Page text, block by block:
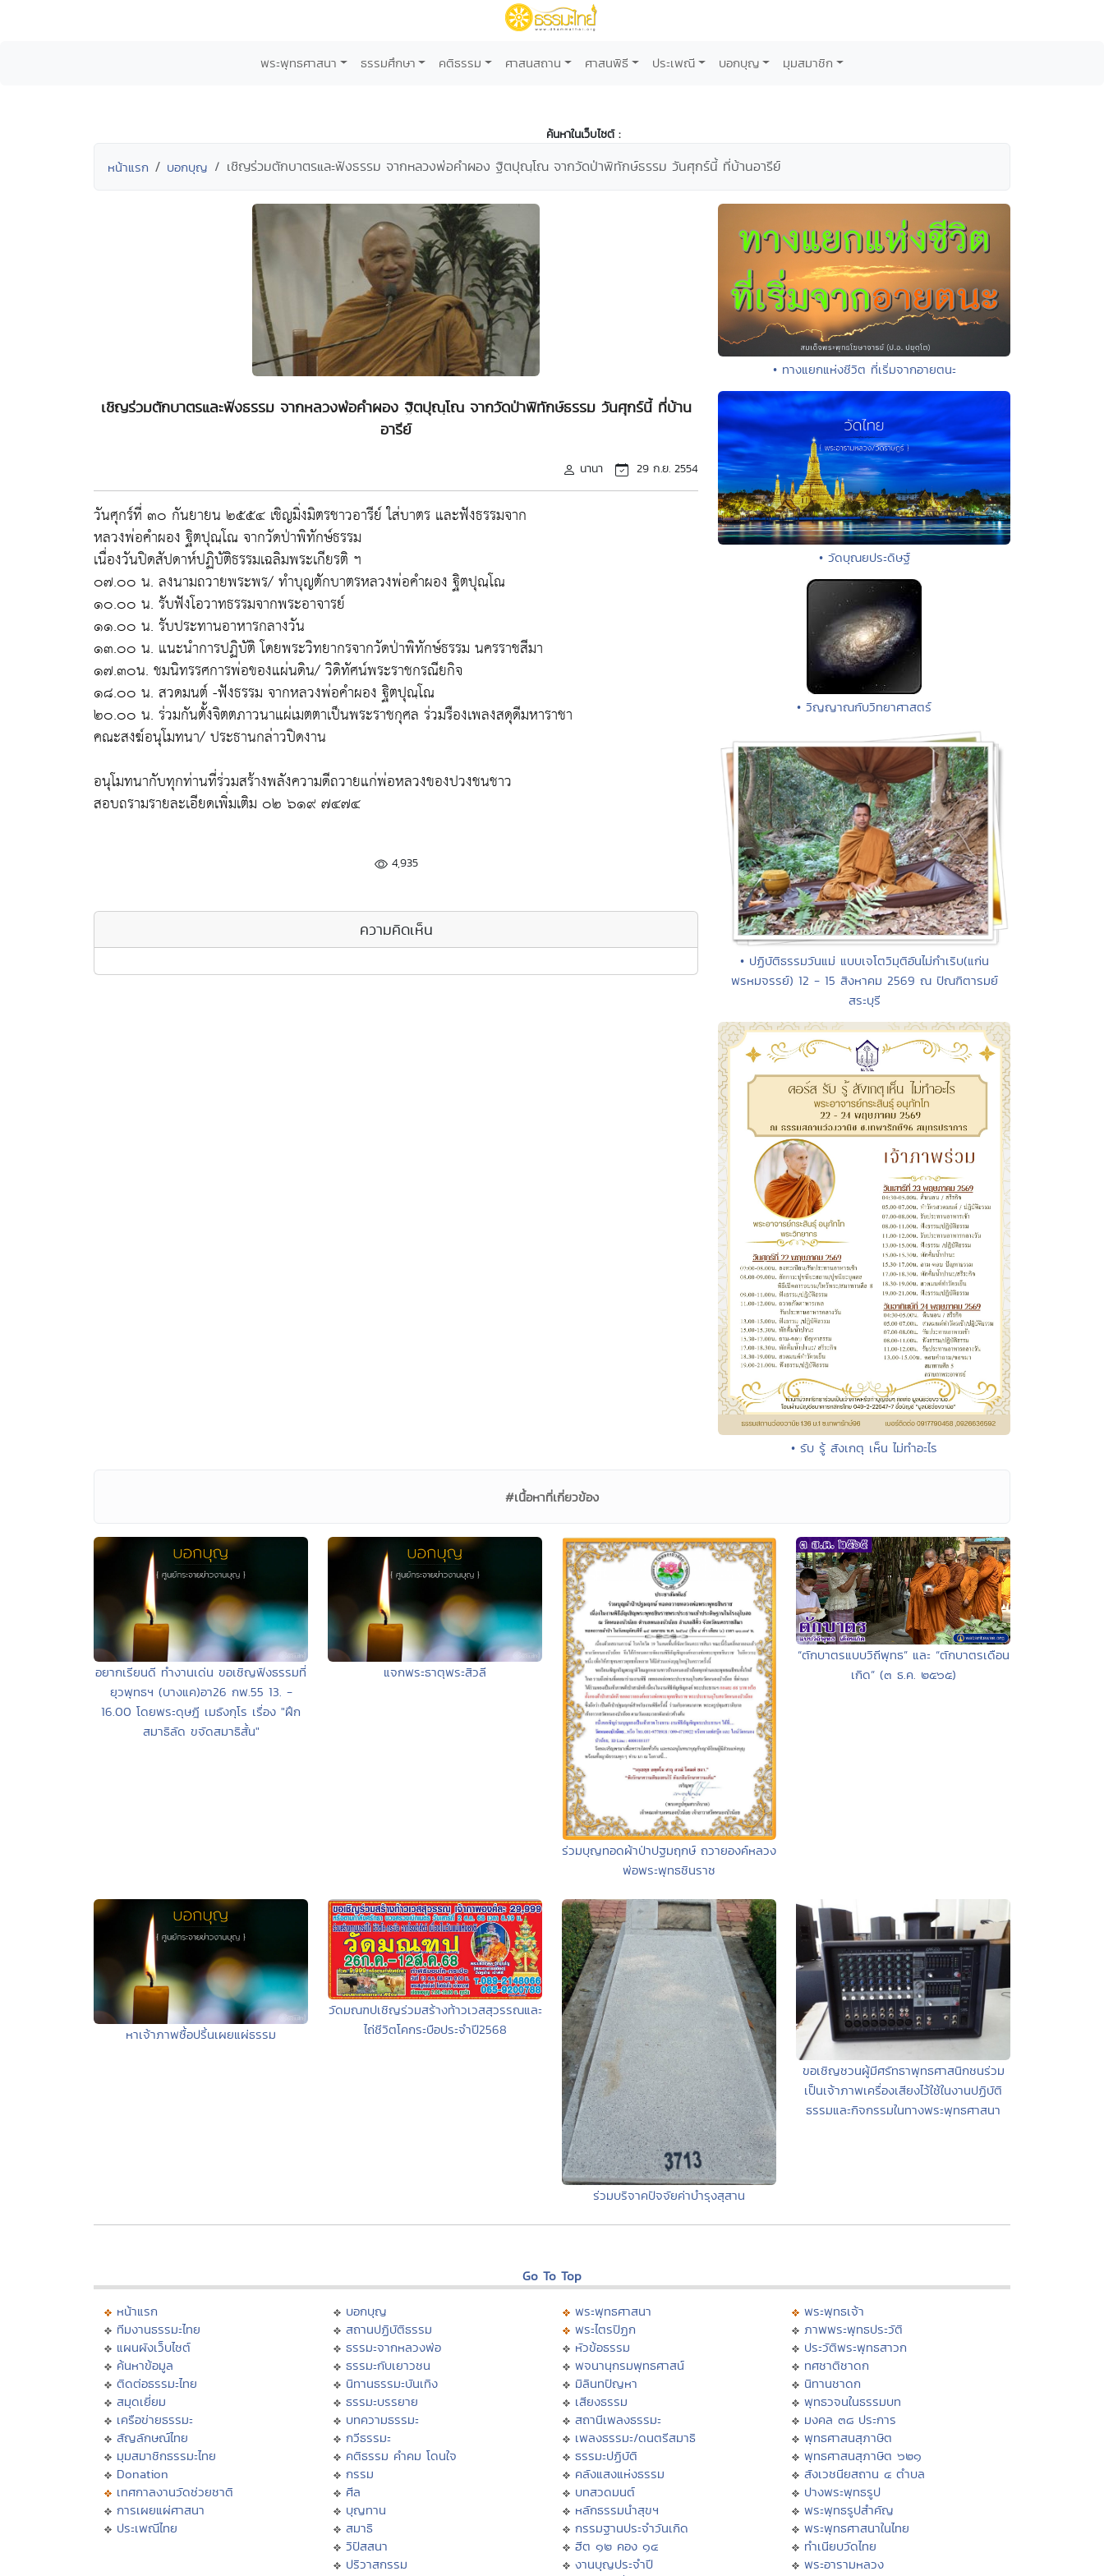
พระพุทธศาสนา ธรรมศึกษา คติธรรม ศาสนสถาน ศาสนพิธี ประเพณี บอกบุญ มุมสมาชิก
ค้นหาในเว็บไซต์ :
หน้าแรก บอกบุญ เชิญร่วมตักบาตรและฟังธรรม จากหลวงพ่อคำผอง ฐิตปุณฺโณ จากวัดป่าพิทักษ์ธรรม วันศุกร์นี้ ที่บ้านอารีย์
เชิญร่วมตักบาตรและฟังธรรม จากหลวงพ่อคำผอง ฐิตปุณฺโณ จากวัดป่าพิทักษ์ธรรม วันศุกร์นี้ ที่บ้าน
อารีย์
นานา 29 ก.ย. 2554
วันศุกร์ที่ ๓๐ กันยายน ๒๕๕๔ เชิญมิ่งมิตรชาวอารีย์ ใส่บาตร และฟังธรรมจาก
หลวงพ่อคำผอง ฐิตปุณฺโณ จากวัดป่าพิทักษ์ธรรม
เนื่องวันปิดสัปดาห์ปฏิบัติธรรมเฉลิมพระเกียรติ ฯ
๐๗.๐๐ น. ลงนามถวายพระพร/ ทำบุญตักบาตรหลวงพ่อคำผอง ฐิตปุณฺโณ
๑๐.๐๐ น. รับฟังโอวาทธรรมจากพระอาจารย์
๑๑.๐๐ น. รับประทานอาหารกลางวัน
๑๓.๐๐ น. แนะนำการปฏิบัติ โดยพระวิทยากรจากวัดป่าพิทักษ์ธรรม นครราชสีมา
๑๗.๓๐น. ชมนิทรรศการพ่อของแผ่นดิน/ วิดิทัศน์พระราชกรณียกิจ
๑๘.๐๐ น. สวดมนต์ -ฟังธรรม จากหลวงพ่อคำผอง ฐิตปุณฺโณ
๒๐.๐๐ น. ร่วมกันตั้งจิตตภาวนาแผ่เมตตาเป็นพระราชกุศล ร่วมรืองเพลงสดุดีมหาราชา
คณะสงฆ์อนุโมทนา/ ประธานกล่าวปิดงาน
อนุโมทนากับทุกท่านที่ร่วมสร้างพลังความดีถวายแก่พ่อหลวงของปวงชนชาว
สอบถรามรายละเอียดเพิ่มเติม ๐๒ ๖๑๙ ๗๔๗๔
4,935
ความคิดเห็น
• ทางแยกแห่งชีวิต ที่เริ่มจากอายตนะ
• วัดบุณยประดิษฐ์
• วิญญาณกับวิทยาศาสตร์
• ปฏิบัติธรรมวันแม่ แบบเจโตวิมุติอันไม่กำเริบ(แก่น
พรหมจรรย์) 12 - 15 สิงหาคม 2569 ณ ปัณฑิตารมย์
สระบุรี
• รับ รู้ สังเกตุ เห็น ไม่ทำอะไร
#เนื้อหาที่เกี่ยวข้อง
อยากเรียนดี ทำงานเด่น ขอเชิญฟังธรรมที่
ยุวพุทธฯ (บางแค)อา26 กพ.55 13. -
16.00 โดยพระดุษฎี เมธังกุโร เรื่อง "ฝึก
สมาธิลัด ขจัดสมาธิสั้น"
แจกพระธาตุพระสิวลี
ร่วมบุญทอดผ้าป่าปฐมฤกษ์ ถวายองค์หลวง
พ่อพระพุทธชินราช
“ตักบาตรแบบวิถีพุทธ” และ “ตักบาตรเดือน
เกิด” (๓ ธ.ค. ๒๕๖๕)
หาเจ้าภาพซื้อปริ้นเผยแผ่ธรรม
วัดมณฑปเชิญร่วมสร้างท้าวเวสสุวรรณและ
ไถ่ชีวิตโคกระบือประจำปี2568
ร่วมบริจาคปัจจัยค่าบำรุงสุสาน
ขอเชิญชวนผู้มีศรัทธาพุทธศาสนิกชนร่วม
เป็นเจ้าภาพเครื่องเสียงไว้ใช้ในงานปฏิบัติ
ธรรมและกิจกรรมในทางพระพุทธศาสนา
Go To Top
หน้าแรก
ทีมงานธรรมะไทย
แผนผังเว็บไซต์
ค้นหาข้อมูล
ติดต่อธรรมะไทย
สมุดเยี่ยม
เครือข่ายธรรมะ
สัญลักษณ์ไทย
มุมสมาชิกธรรมะไทย
Donation
เทศกาลงานวัดช่วยชาติ
การเผยแผ่ศาสนา
ประเพณีไทย
บอกบุญ
สถานปฏิบัติธรรม
ธรรมะจากหลวงพ่อ
ธรรมะกับเยาวชน
นิทานธรรมะบันเทิง
ธรรมะบรรยาย
บทความธรรมะ
กวีธรรมะ
คติธรรม คำคม โดนใจ
กรรม
ศีล
บุญทาน
สมาธิ
วิปัสสนา
ปริวาสกรรม
พระพุทธศาสนา
พระไตรปิฏก
หัวข้อธรรม
พจนานุกรมพุทธศาสน์
มิลินทปัญหา
เสียงธรรม
สถานีเพลงธรรมะ
เพลงธรรมะ/ดนตรีสมาธิ
ธรรมะปฏิบัติ
คลังแสงแห่งธรรม
บทสวดมนต์
หลักธรรมนำสุขฯ
กรรมฐานประจำวันเกิด
ฮีต ๑๒ คอง ๑๔
งานบุญประจำปี
พระพุทธเจ้า
ภาพพระพุทธประวัติ
ประวัติพระพุทธสาวก
ทศชาติชาดก
นิทานชาดก
พุทธวจนในธรรมบท
มงคล ๓๘ ประการ
พุทธศาสนสุภาษิต
พุทธศาสนสุภาษิต ๖๒๑
สังเวชนียสถาน ๔ ตำบล
ปางพระพุทธรูป
พระพุทธรูปสำคัญ
พระพุทธศาสนาในไทย
ทำเนียบวัดไทย
พระอารามหลวง